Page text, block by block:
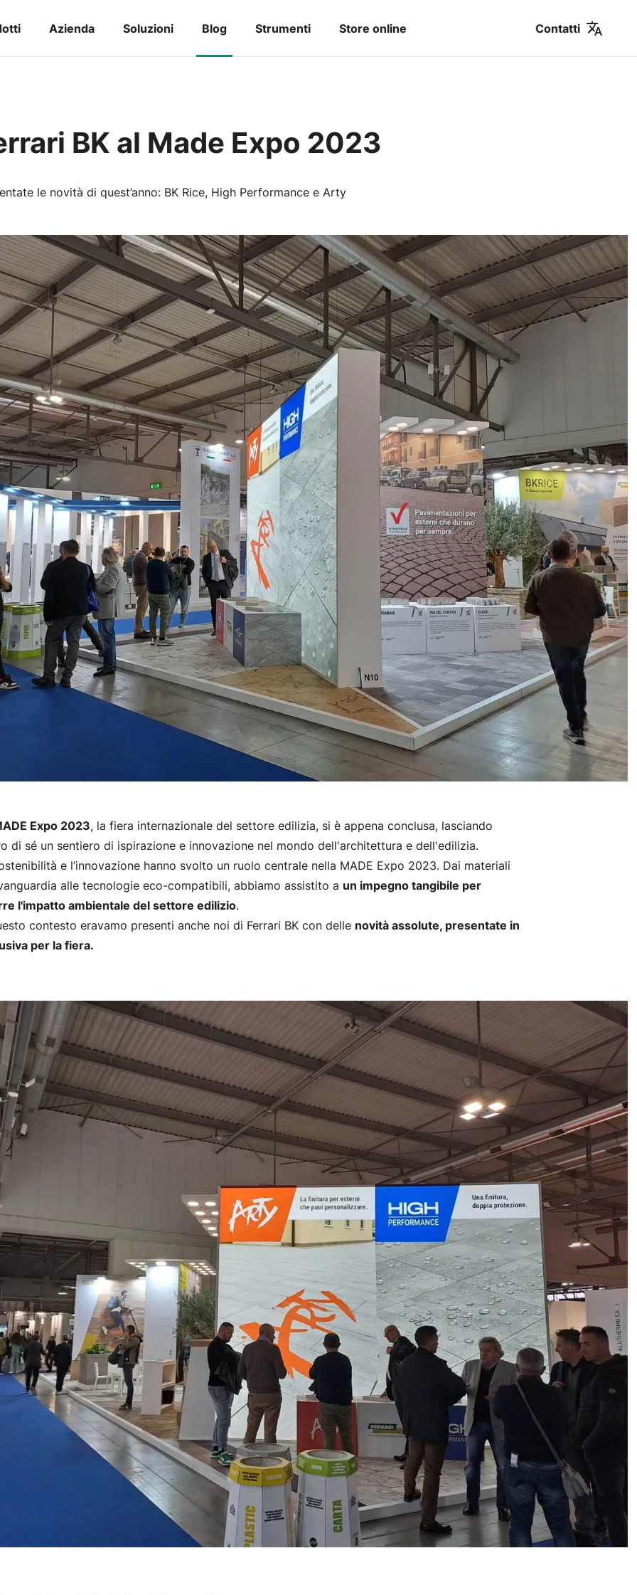
Azienda Soluzioni Blog Strumenti Store online Contatti
BK al Made Expo 2023
le novità di quest’anno: BK Rice, High Performance e Arty
Expo 2023, la fiera internazionale del settore edilizia, si è appena conclusa, lasciando
di sé un sentiero di ispirazione e innovazione nel mondo dell'architettura e dell'edilizia.
e l’innovazione hanno svolto un ruolo centrale nella MADE Expo 2023. Dai materiali
alle tecnologie eco-compatibili, abbiamo assistito a un impegno tangibile per
l'impatto ambientale del settore edilizio.
contesto eravamo presenti anche noi di Ferrari BK con delle novità assolute, presentate in
per la fiera.